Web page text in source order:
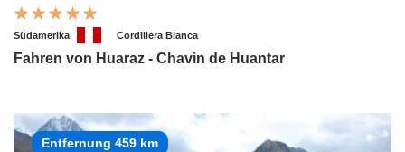
Südamerika Cordillera Blanca
Fahren von Huaraz - Chavin de Huantar
Entfernung 459 km